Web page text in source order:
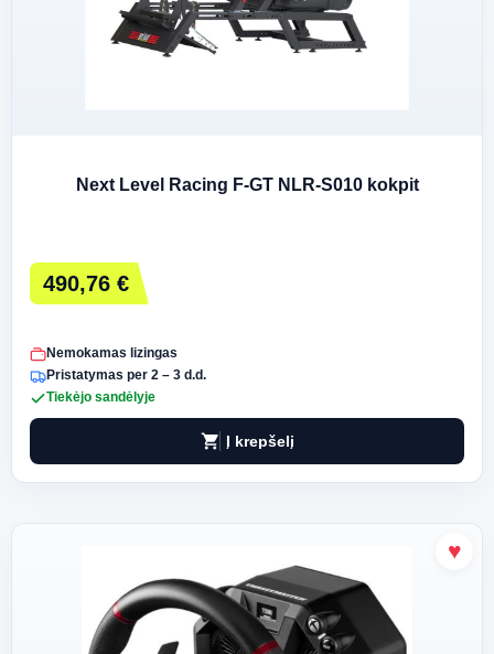
Next Level Racing F-GT NLR-S010 kokpit
490,76 €
Nemokamas lizingas
Pristatymas per 2 – 3 d.d.
Tiekėjo sandėlyje
shopping_cart Į krepšelį